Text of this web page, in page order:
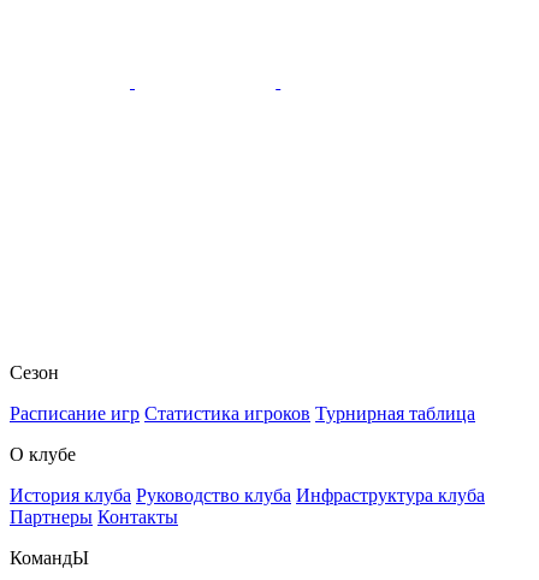
Сезон
Расписание игр Статистика игроков Турнирная таблица
О клубе
История клуба Руководство клуба Инфраструктура клуба
Партнеры Контакты
КомандЫ